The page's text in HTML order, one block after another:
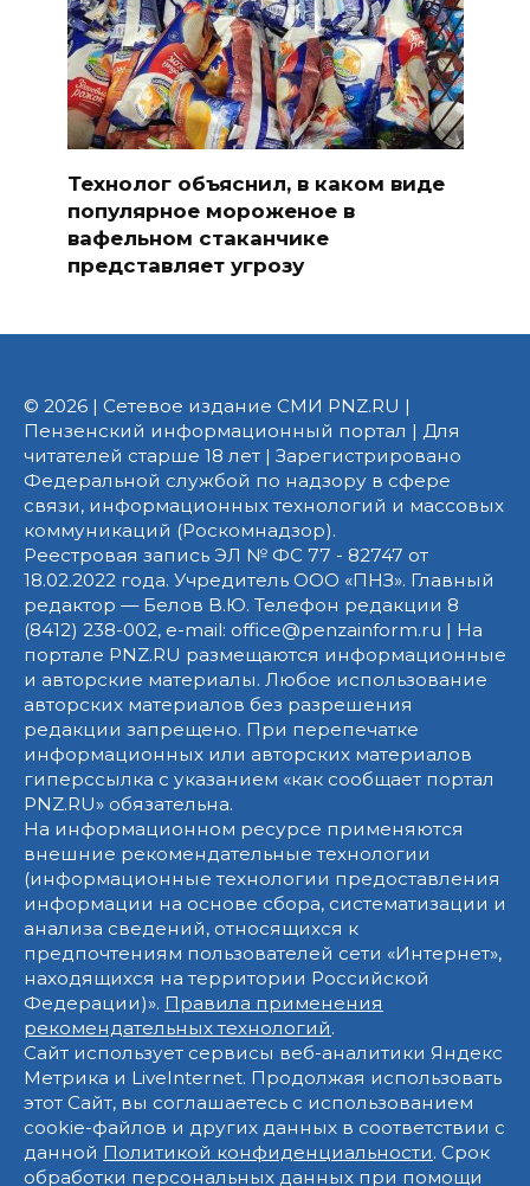
Технолог объяснил, в каком виде
популярное мороженое в
вафельном стаканчике
представляет угрозу
© 2026 | Сетевое издание СМИ PNZ.RU |
Пензенский информационный портал | Для
читателей старше 18 лет | Зарегистрировано
Федеральной службой по надзору в сфере
связи, информационных технологий и массовых
коммуникаций (Роскомнадзор).
Реестровая запись ЭЛ № ФС 77 - 82747 от
18.02.2022 года. Учредитель ООО «ПНЗ». Главный
редактор — Белов В.Ю. Телефон редакции 8
(8412) 238-002, e-mail: office@penzainform.ru | На
портале PNZ.RU размещаются информационные
и авторские материалы. Любое использование
авторских материалов без разрешения
редакции запрещено. При перепечатке
информационных или авторских материалов
гиперссылка с указанием «как сообщает портал
PNZ.RU» обязательна.
На информационном ресурсе применяются
внешние рекомендательные технологии
(информационные технологии предоставления
информации на основе сбора, систематизации и
анализа сведений, относящихся к
предпочтениям пользователей сети «Интернет»,
находящихся на территории Российской
Федерации)». Правила применения
рекомендательных технологий.
Сайт использует сервисы веб-аналитики Яндекс
Метрика и LiveInternet. Продолжая использовать
этот Сайт, вы соглашаетесь с использованием
cookie-файлов и других данных в соответствии с
данной Политикой конфиденциальности. Срок
обработки персональных данных при помощи